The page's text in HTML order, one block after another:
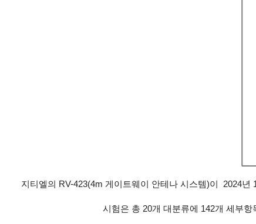
지티엘의 RV-423(4m 게이트웨이 안테나 시스템)이 2024년
시험은 총 20개 대분류에 142개 세부항